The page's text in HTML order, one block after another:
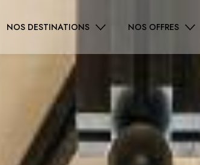
NOS DESTINATIONS NOS OFFRES